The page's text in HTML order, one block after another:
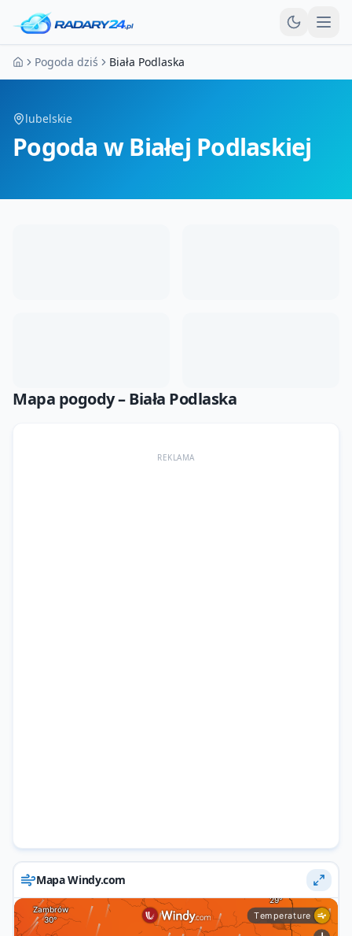
Strona główna
Pogoda dziś Biała Podlaska
lubelskie
Pogoda w Białej Podlaskiej
Mapa pogody –Biała Podlaska
REKLAMA
Mapa Windy.com